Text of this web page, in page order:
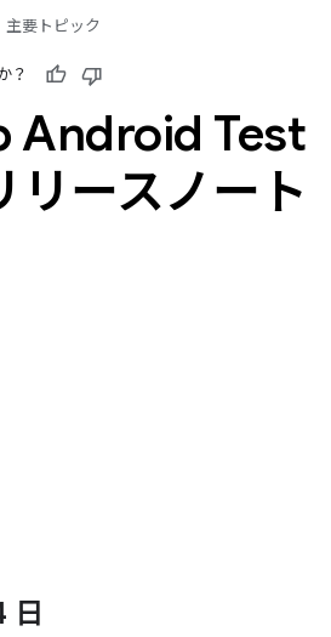
主要トピック
？
Android Test
リースノート
日